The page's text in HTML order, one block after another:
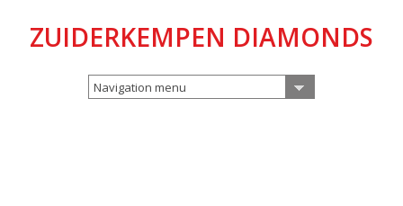
ZUIDERKEMPEN DIAMONDS
Navigation menu